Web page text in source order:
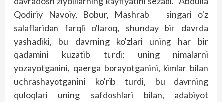
Qodiriy Navoiy, Bobur, Mashrab singari o'z
salaflaridan farqli o'laroq, shunday bir davr­­da
yashadiki, bu davrning ko'zlari uning har bir
qadamini kuzatib turdi; uning nimalarni
yozayotganini, qaerga borayotganini, kimlar bilan
uchrashayotganini ko'rib turdi, bu davrning
quloqlari uning safdoshlari bilan, adabiyot